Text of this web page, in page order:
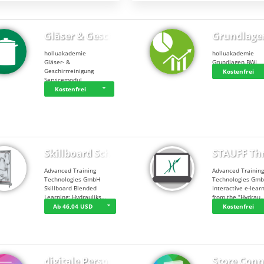
Gläser & Geschi…
holluakademie
Gläser- &
Geschirrreinigung
Servicemodul
Kostenfrei
holluakademie
Grundlagen BWL
Kostenfrei
Skillboard Schl…
Advanced Training
Technologies GmbH
Skillboard Blended
Learning: Hydrauliks…
Ab 46,04 USD
STAUFF
Advanced Training
Technologies
Interactive e-
from the
Kostenfrei
digitale Person… Store